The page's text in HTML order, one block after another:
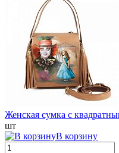
Женская сумка с
шт
В корзину